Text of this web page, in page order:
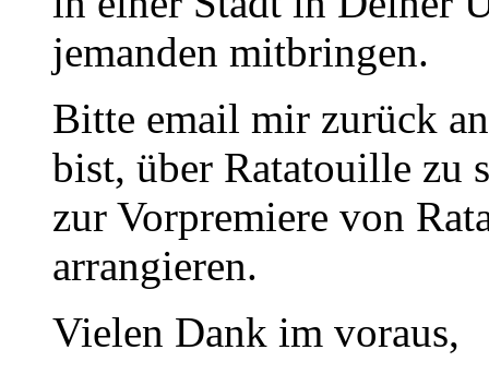
jemanden mitbringen.
Bitte email mir zurück
bist, über Ratatouille zu
zur Vorpremiere von
arrangieren.
Vielen Dank im voraus,